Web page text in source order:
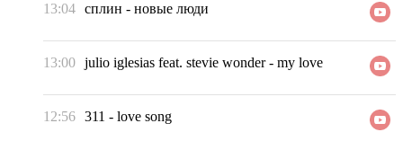
13:04 сплин - новые люди
13:00 julio iglesias feat. stevie wonder- my love
12:56 311 - love song